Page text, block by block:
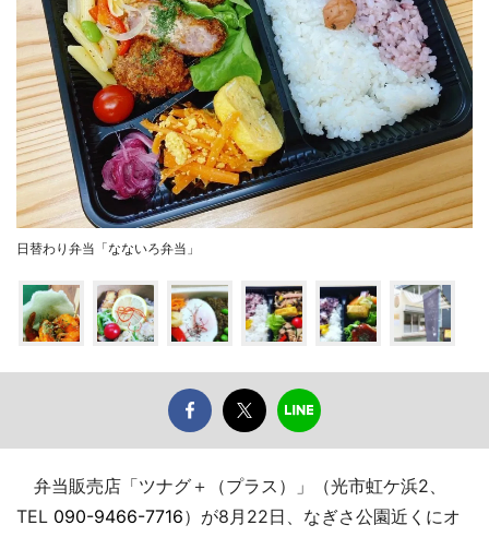
日替わり弁当「なないろ弁当」
弁当販売店「ツナグ＋（プラス）」（光市虹ケ浜2、
TEL 090-9466-7716）が8月22日、なぎさ公園近くにオ